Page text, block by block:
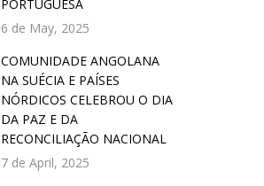
PORTUGUESA
6 de May, 2025
COMUNIDADE ANGOLANA
NA SUÉCIA E PAÍSES
NÓRDICOS CELEBROU O DIA
DA PAZ E DA
RECONCILIAÇÃO NACIONAL
7 de April, 2025